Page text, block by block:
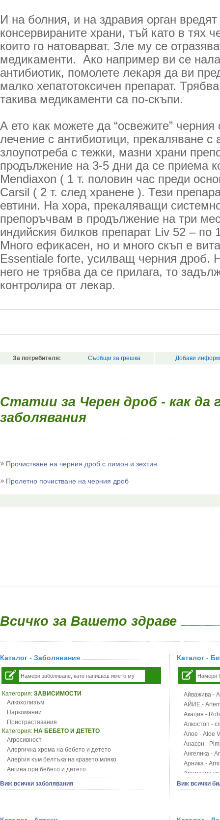
И на болния, и на здравия орган
консервираните храни, тъй като в тях
които го натоварват. Зле му се
медикаменти. Ако например ви се
антибиотик, помолете лекаря да ви
малко хепатотоксичен препарат.
такива медикаменти са по-скъпи.
А ето как можете да “освежите”
лечение с антибиотици, прекаляване с
злоупотреба с тежки, мазни храни
продължение на 3-5 дни да се приема
Mendiaxon ( 1 т. половин час преди
Carsil ( 2 т. след хранене ). Тези
евтини. На хора, прекаляващи
препоръчвам в продължение на три
индийския билков препарат Liv 52 – по
Много ефикасен, но и много скъп е
Essentiale forte, усилващ черния дроб.
него не трябва да се прилага, то
контролира от лекар.
За потребителя: Съобщи за грешка Добави
Статии за Черен дроб - как да
заболявания
Прочистване на черния дроб с лимон и зехтин
Пролетно почистване на черния дроб
Всичко за Вашето здраве
Каталог - Заболявания
Категория: ЗАВИСИМОСТИ
Алкохолизъм
Наркомании
Пристрастявания
Категория: НА БЕБЕТО И ДЕТЕТО
Агресивност
Алергична хрема на бебето и детето
Алергия към белтъка на кравето мляко
Ангина при бебето и детето
Анемия при бебето и детето
Апетит - пълни деца
Бронхиална астма при бебето и детето
Виж всички заболявания
Каталог -
Айважива -
АЙИЕ -
Акация -
Алкостоп -
Алое - Aloe
Анасон -
Ангелика -
Арника -
Ароматна
Арония -
Виж всички